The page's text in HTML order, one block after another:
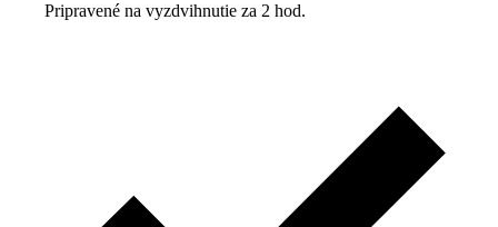
Pripravené na vyzdvihnutie za 2 hod.